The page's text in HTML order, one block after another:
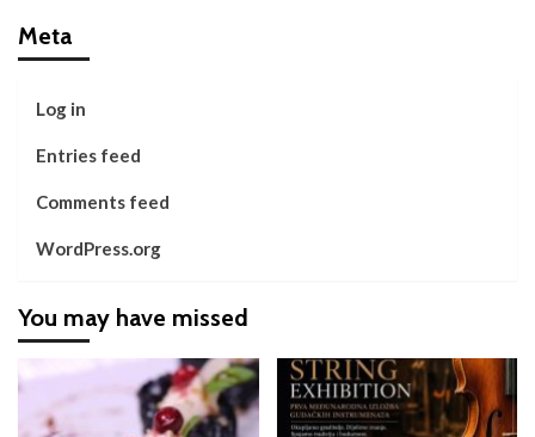
Meta
Log in
Entries feed
Comments feed
WordPress.org
You may have missed